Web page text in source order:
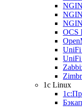
OCS
UniFi
UniFi
1c Linux